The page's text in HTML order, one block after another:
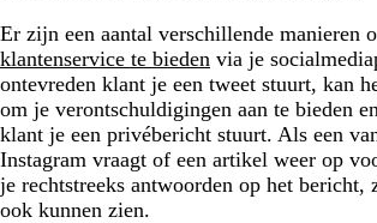
Er zijn een aantal verschillende manieren
klantenservice te bieden via je
ontevreden klant je een tweet stuurt, kan
om je verontschuldigingen aan te bieden
klant je een privébericht stuurt. Als een
Instagram vraagt of een artikel weer op
je rechtstreeks antwoorden op het bericht,
ook kunnen zien.